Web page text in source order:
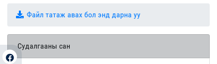
Файл татаж авах бол энд дарна уу
Судалгааны сан